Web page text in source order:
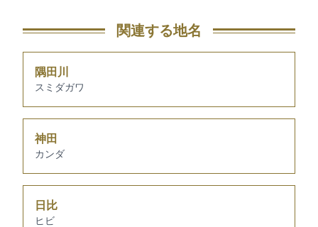
関連する地名
隅田川
スミダガワ
神田
カンダ
日比
ヒビ